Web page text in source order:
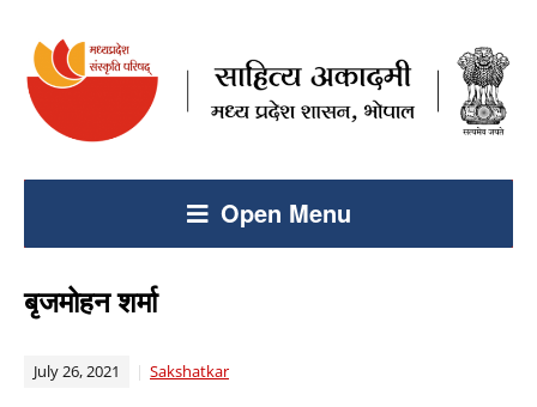
Open Menu
बृजमोहन शर्मा
July 26, 2021 Sakshatkar